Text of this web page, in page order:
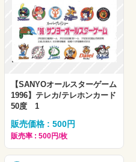
【SANYOオールスターゲーム
1996】テレカ/テレホンカード
50度 1
販売価格 : 500円
販売率 : 500円/枚